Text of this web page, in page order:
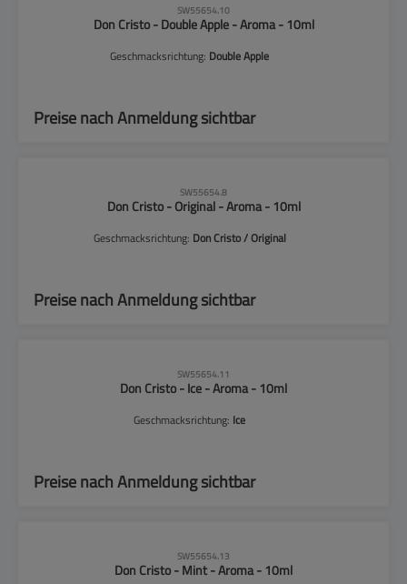
SW55654.10
Don Cristo - Double Apple - Aroma - 10ml
Geschmacksrichtung: Double Apple
Preise nach Anmeldung sichtbar
SW55654.8
Don Cristo - Original - Aroma - 10ml
Geschmacksrichtung: Don Cristo / Original
Preise nach Anmeldung sichtbar
SW55654.11
Don Cristo - Ice - Aroma - 10ml
Geschmacksrichtung: Ice
Preise nach Anmeldung sichtbar
SW55654.13
Don Cristo - Mint - Aroma - 10ml